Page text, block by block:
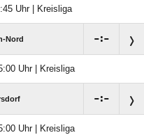
Uhr | Kreisliga
Nord :
Uhr | Kreisliga
:
Uhr | Kreisliga